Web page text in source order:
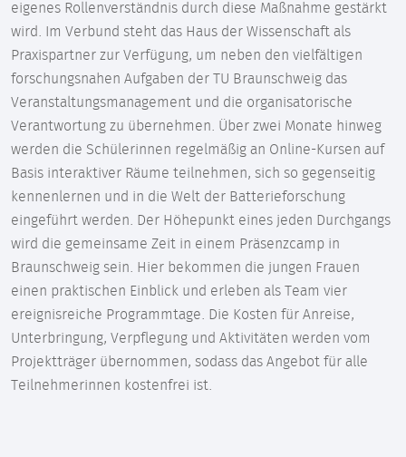
eigenes Rollenverständnis durch diese Maßnahme gestärkt
wird. Im Verbund steht das Haus der Wissenschaft als
Praxispartner zur Verfügung, um neben den vielfältigen
forschungsnahen Aufgaben der TU Braunschweig das
Veranstaltungsmanagement und die organisatorische
Verantwortung zu übernehmen. Über zwei Monate hinweg
werden die Schülerinnen regelmäßig an Online-Kursen auf
Basis interaktiver Räume teilnehmen, sich so gegenseitig
kennenlernen und in die Welt der Batterieforschung
eingeführt werden. Der Höhepunkt eines jeden Durchgangs
wird die gemeinsame Zeit in einem Präsenzcamp in
Braunschweig sein. Hier bekommen die jungen Frauen
einen praktischen Einblick und erleben als Team vier
ereignisreiche Programmtage. Die Kosten für Anreise,
Unterbringung, Verpflegung und Aktivitäten werden vom
Projektträger übernommen, sodass das Angebot für alle
Teilnehmerinnen kostenfrei ist.